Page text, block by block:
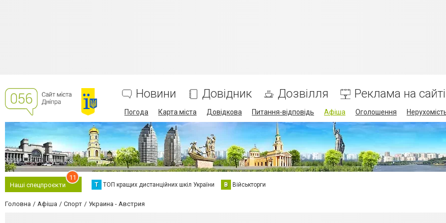
Новини Довідник Дозвілля Реклама на сайті
Погода Карта міста Довідкова Питання-відповідь Афіша Оголошення
Наші спецпроєкти
11
Т ТОП кращих дистанційних шкіл України В Військторги
Головна Афіша Спорт Украина - Австрия